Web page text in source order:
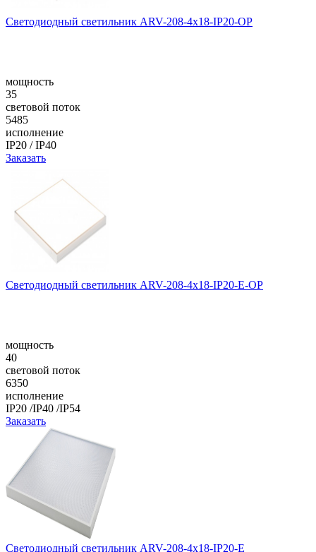
Светодиодный светильник ARV-208-4x18-IP20-OP
мощность
35
световой поток
5485
исполнение
IP20 / IP40
Заказать
Светодиодный светильник ARV-208-4x18-IP20-E-OP
мощность
40
световой поток
6350
исполнение
IP20 /IP40 /IP54
Заказать
Светодиодный светильник ARV-208-4x18-IP20-E